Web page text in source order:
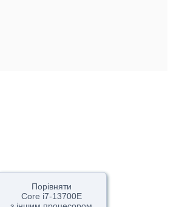
Порівняти
Core i7-13700E